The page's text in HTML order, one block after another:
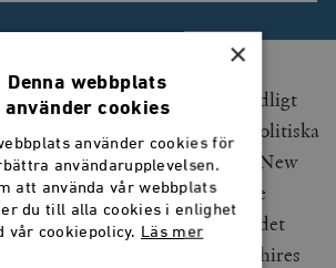
trender är det tydligt
Hampshires legitimitet som politiska
på repen. Dessutom har även New
på att tippa den vinnande
trettio årens presidenter är det
som har vunnit New Hampshires
×
Denna webbplats
använder cookies
använder cookies för
användarupplevelsen.
att använda vår webbplats
du till alla cookies i enlighet
vår cookiepolicy. Läs mer